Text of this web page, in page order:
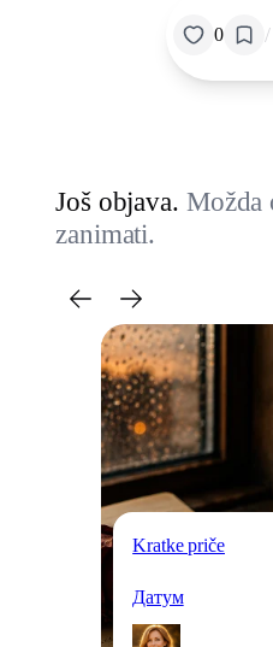
0 /
Još objava. Možda
zanimati.
Kratke priče
Датум